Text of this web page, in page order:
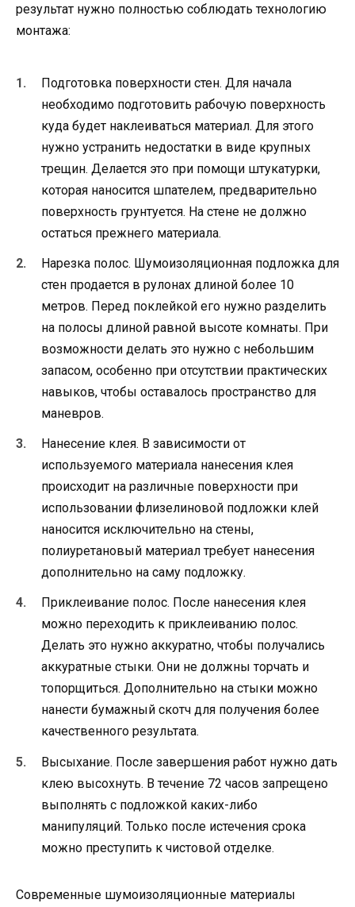
результат нужно полностью соблюдать технологию
монтажа:
Подготовка поверхности стен. Для начала
необходимо подготовить рабочую поверхность
куда будет наклеиваться материал. Для этого
нужно устранить недостатки в виде крупных
трещин. Делается это при помощи штукатурки,
которая наносится шпателем, предварительно
поверхность грунтуется. На стене не должно
остаться прежнего материала.
Нарезка полос. Шумоизоляционная подложка для
стен продается в рулонах длиной более 10
метров. Перед поклейкой его нужно разделить
на полосы длиной равной высоте комнаты. При
возможности делать это нужно с небольшим
запасом, особенно при отсутствии практических
навыков, чтобы оставалось пространство для
маневров.
Нанесение клея. В зависимости от
используемого материала нанесения клея
происходит на различные поверхности при
использовании флизелиновой подложки клей
наносится исключительно на стены,
полиуретановый материал требует нанесения
дополнительно на саму подложку.
Приклеивание полос. После нанесения клея
можно переходить к приклеиванию полос.
Делать это нужно аккуратно, чтобы получались
аккуратные стыки. Они не должны торчать и
топорщиться. Дополнительно на стыки можно
нанести бумажный скотч для получения более
качественного результата.
Высыхание. После завершения работ нужно дать
клею высохнуть. В течение 72 часов запрещено
выполнять с подложкой каких-либо
манипуляций. Только после истечения срока
можно преступить к чистовой отделке.
Современные шумоизоляционные материалы